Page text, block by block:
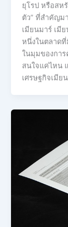
ยุโรป หรือสห
ตัว” ที่สำคัญม
เมียนมาร์ เมี
หนึ่งในตลาด
ในมุมของกา
สนใจแค่ไหน
เศรษฐกิจเมีย